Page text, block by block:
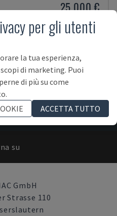
25.000 €
NEWSLETTER!
su
GmbH
Strasse 110
per gli utenti
la tua esperienza,
di marketing. Puoi
di più su come
ACCETTA TUTTO